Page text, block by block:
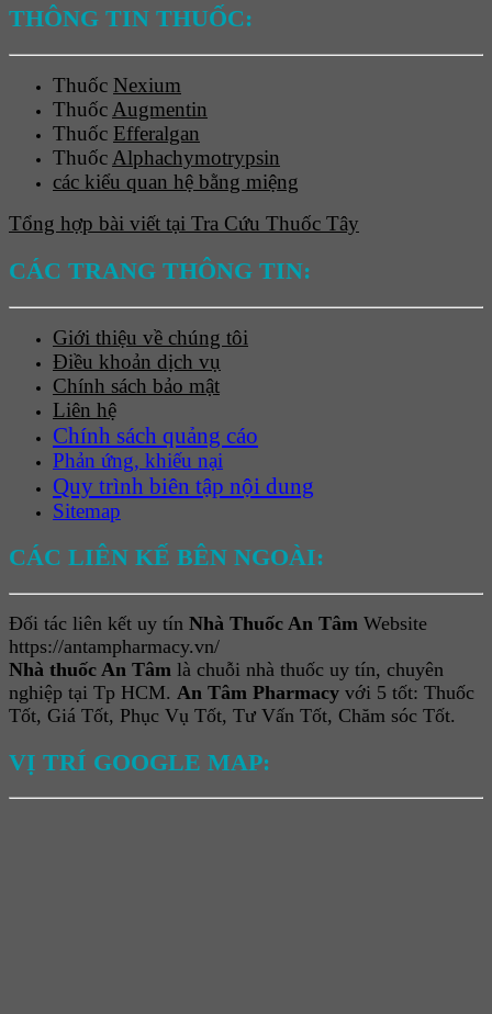
THÔNG TIN THUỐC:
Thuốc Nexium
Thuốc Augmentin
Thuốc Efferalgan
Thuốc Alphachymotrypsin
các kiểu quan hệ bằng miệng
Tổng hợp bài viết tại Tra Cứu Thuốc Tây
CÁC TRANG THÔNG TIN:
Giới thiệu về chúng tôi
Điều khoản dịch vụ
Chính sách bảo mật
Liên hệ
Chính sách quảng cáo
Phản ứng, khiếu nại
Quy trình biên tập nội dung
Sitemap
CÁC LIÊN KẾ BÊN NGOÀI:
Đối tác liên kết uy tín Nhà Thuốc An Tâm Website
https://antampharmacy.vn/
Nhà thuốc An Tâm là chuỗi nhà thuốc uy tín, chuyên
nghiệp tại Tp HCM. An Tâm Pharmacy với 5 tốt: Thuốc
Tốt, Giá Tốt, Phục Vụ Tốt, Tư Vấn Tốt, Chăm sóc Tốt.
VỊ TRÍ GOOGLE MAP: